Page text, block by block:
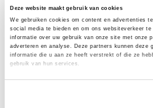
Deze website maakt gebruik van cookies
We gebruiken cookies om content en advertenties
social media te bieden en om ons websiteverkeer
informatie over uw gebruik van onze site met onze
adverteren en analyse. Deze partners kunnen deze
informatie die u aan ze heeft verstrekt of die ze
gebruik van hun services.